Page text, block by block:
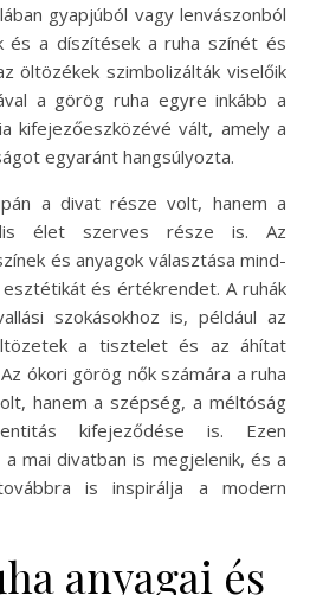
gyapjúból vagy lenvászonból
és a díszítések a ruha színét és
öltözékek szimbolizálták viselőik
a görög ruha egyre inkább a
kifejezőeszközévé vált, amely a
egyaránt hangsúlyozta.
a divat része volt, hanem a
élet szerves része is. Az
és anyagok választása mind-
és értékrendet. A ruhák
szokásokhoz is, például az
a tisztelet és az áhítat
ókori görög nők számára a ruha
hanem a szépség, a méltóság
kifejeződése is. Ezen
mai divatban is megjelenik, és a
is inspirálja a modern
anyagai és